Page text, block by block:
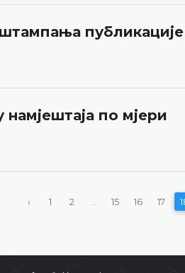
публикације
намјештаја по мјери
‹ 1 2 15 16 17